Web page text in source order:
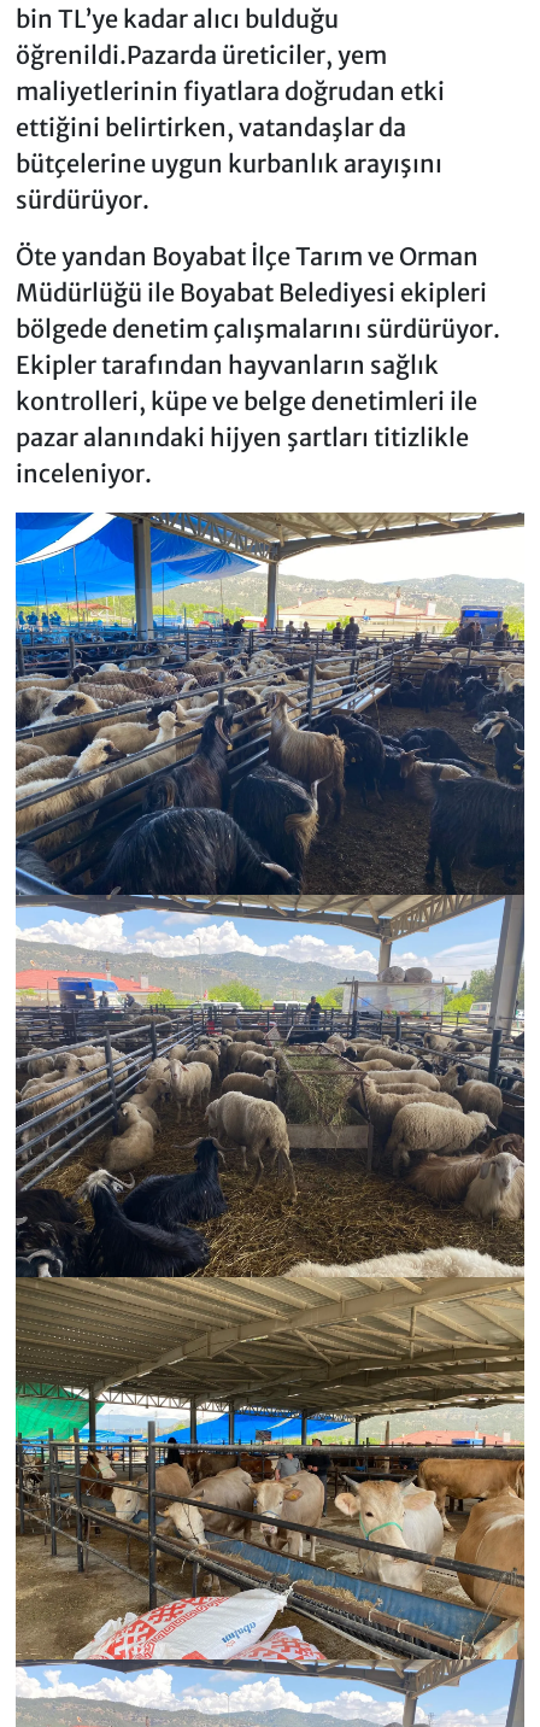
bin TL’ye kadar alıcı bulduğu
öğrenildi.Pazarda üreticiler, yem
maliyetlerinin fiyatlara doğrudan etki
ettiğini belirtirken, vatandaşlar da
bütçelerine uygun kurbanlık arayışını
sürdürüyor.
Öte yandan Boyabat İlçe Tarım ve Orman
Müdürlüğü ile Boyabat Belediyesi ekipleri
bölgede denetim çalışmalarını sürdürüyor.
Ekipler tarafından hayvanların sağlık
kontrolleri, küpe ve belge denetimleri ile
pazar alanındaki hijyen şartları titizlikle
inceleniyor.